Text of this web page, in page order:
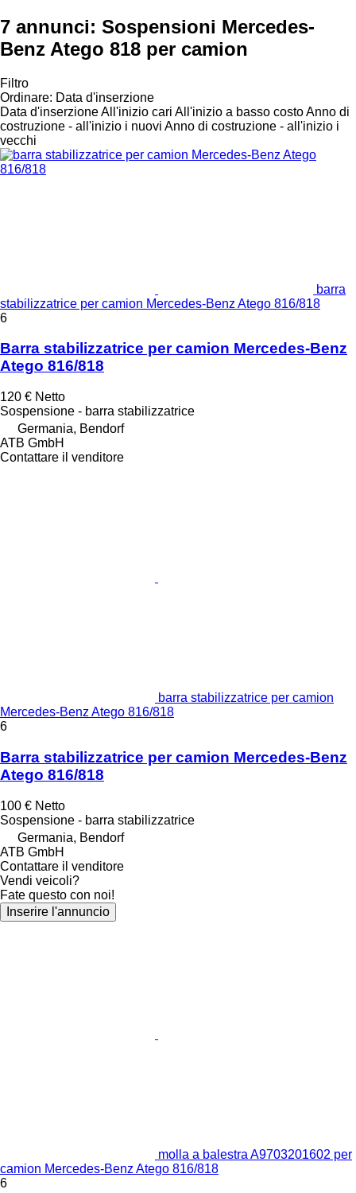
7 annunci: Sospensioni Mercedes-
Benz Atego 818 per camion
Filtro
Ordinare: Data d'inserzione
Data d'inserzioneAll'inizio cari All'inizio a basso costoAnno di
costruzione - all'inizio i nuovi Anno di costruzione - all'inizio i
vecchi
barra
stabilizzatrice per camion Mercedes-Benz Atego 816/818
6
Barra stabilizzatrice per camion Mercedes-Benz
Atego 816/818
120 € Netto
Sospensione - barra stabilizzatrice
Germania, Bendorf
ATB GmbH
Contattare il venditore
barra stabilizzatrice per camion
Mercedes-Benz Atego 816/818
6
Barra stabilizzatrice per camion Mercedes-Benz
Atego 816/818
100 € Netto
Sospensione - barra stabilizzatrice
Germania, Bendorf
ATB GmbH
Contattare il venditore
Vendi veicoli?
Fate questo con noi!
Inserire l'annuncio
molla a balestra A9703201602 per
camion Mercedes-Benz Atego 816/818
6